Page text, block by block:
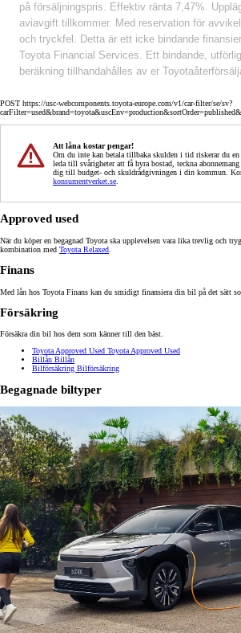
på försäljningspris. Effektiv ränta 7,47%.
aviavgift tillkommer. Med reservation för
och tryckfel. Detta är ett icke bindande
Toyota Financial Services. Ett bindande,
beräkning tillhandahålles av er
POST https://usc-webcomponents.toyota-europe.com/v1/car-filter/se/sv?
Att låna kostar pengar!
Om du inte kan betala tillbaka skulden i tid riskerar du
leda till svårigheter att få hyra bostad, teckna
dig till budget- och skuldrådgivningen i din kommun.
konsumentverket.se
Approved used
När du köper en begagnad Toyota ska upplevelsen vara lika trevlig och
kombination med Toyota Relaxed
Finans
Med lån hos Toyota Finans kan du smidigt finansiera din bil på det sätt
Försäkring
Försäkra din bil hos dem som känner till den bäst.
Toyota Approved Used Toyota Approved Used
Billån Billån
Bilförsäkring Bilförsäkring
Begagnade biltyper